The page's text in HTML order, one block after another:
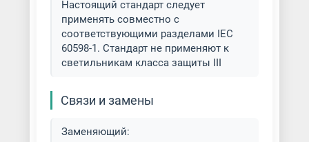
Настоящий стандарт следует
применять совместно с
соответствующими разделами IEC
60598-1. Стандарт не применяют к
светильникам класса защиты III
Связи и замены
Заменяющий: